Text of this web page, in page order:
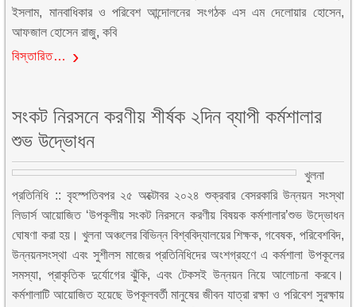
ইসলাম, মানবাধিকার ও পরিবেশ আন্দোলনের সংগঠক এস এম দেলোয়ার হোসেন,
আফজাল হোসেন রাজু, কবি
বিস্তারিত…
সংকট নিরসনে করণীয় শীর্ষক ২দিন ব্যাপী কর্মশালার
শুভ উদ্ভোধন
খুলনা
প্রতিনিধি :: বৃহস্পতিবপর ২৫ অক্টোবর ২০২৪ শুক্রবার বেসরকারি উন্নয়ন সংস্থা
লিডার্স আয়োজিত ‘উপকূলীয় সংকট নিরসনে করণীয় বিষয়ক কর্মশালার’শুভ উদ্ভোধন
ঘোষণা করা হয়। খুলনা অঞ্চলের বিভিন্ন বিশ্ববিদ্যালয়ের শিক্ষক, গবেষক, পরিবেশবিদ,
উন্নয়নসংস্থা এবং সুশীলস মাজের প্রতিনিধিদের অংশগ্রহণে এ কর্মশালা উপকূলের
সমস্যা, প্রাকৃতিক দুর্যোগের ঝুঁকি, এবং টেকসই উন্নয়ন নিয়ে আলোচনা করবে।
কর্মশালাটি আয়োজিত হয়েছে উপকূলবর্তী মানুষের জীবন যাত্রা রক্ষা ও পরিবেশ সুরক্ষায়